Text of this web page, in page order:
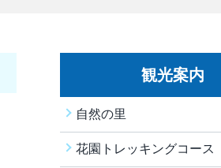
観光案内
自然の里
花園トレッキングコース